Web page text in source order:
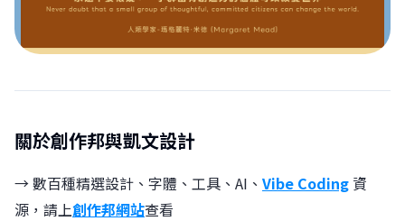
關於創作邦與凱文設計
→ 數百種精選設計、字體、工具、AI、 Vibe Coding 資
源，請上創作邦網站查看